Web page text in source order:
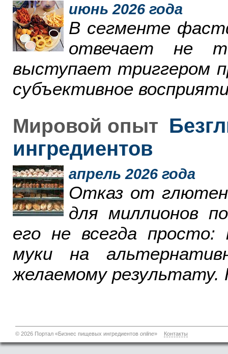
июнь 2026 года
В сегменте
отвечает не
выступает триггером
субъективное
Мировой опыт
ингредиентов
апрель 2026 года
Отказ от
для миллионов
его не всегда просто:
муки на
желаемому результату.
© 2026 Портал «Бизнес пищевых ингредиентов online» Контакты